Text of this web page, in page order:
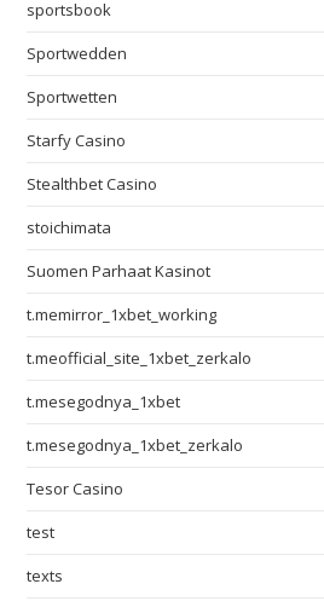
sportsbook
Sportwedden
Sportwetten
Starfy Casino
Stealthbet Casino
stoichimata
Suomen Parhaat Kasinot
t.memirror_1xbet_working
t.meofficial_site_1xbet_zerkalo
t.mesegodnya_1xbet
t.mesegodnya_1xbet_zerkalo
Tesor Casino
test
texts